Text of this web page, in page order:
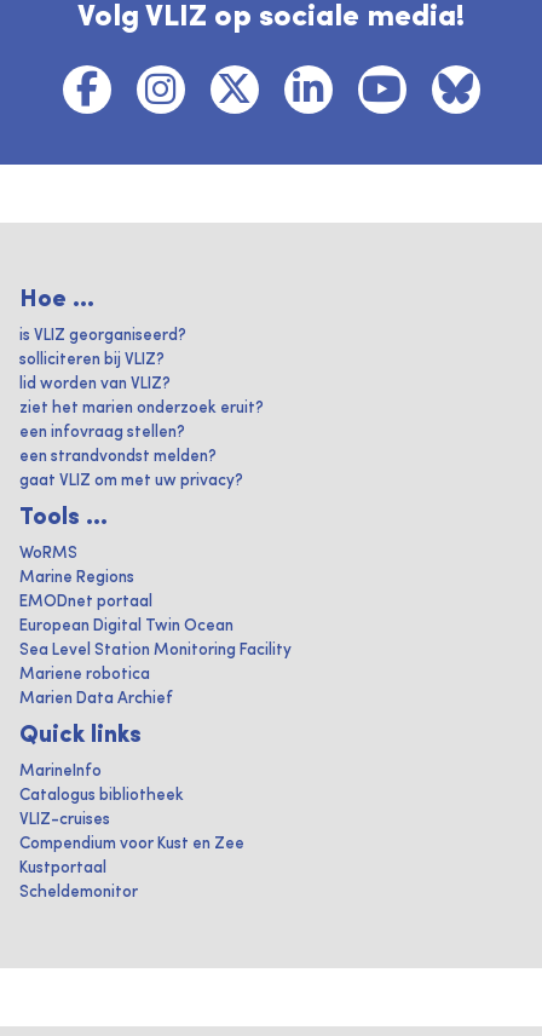
Volg VLIZ op sociale media!
Hoe ...
is VLIZ georganiseerd?
solliciteren bij VLIZ?
lid worden van VLIZ?
ziet het marien onderzoek eruit?
een infovraag stellen?
een strandvondst melden?
gaat VLIZ om met uw privacy?
Tools ...
WoRMS
Marine Regions
EMODnet portaal
European Digital Twin Ocean
Sea Level Station Monitoring Facility
Mariene robotica
Marien Data Archief
Quick links
MarineInfo
Catalogus bibliotheek
VLIZ-cruises
Compendium voor Kust en Zee
Kustportaal
Scheldemonitor